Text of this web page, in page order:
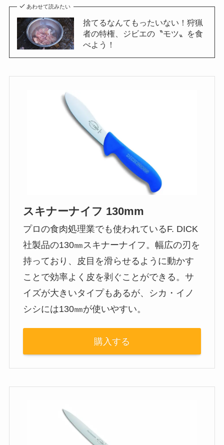
あわせて読みたい
捨てるなんてもったいない！狩猟
者の特権、ジビエの〝モツ〟を食
べよう！
スキナーナイフ 130mm
プロの食肉処理業でも使われているF. DICK
社製品の130㎜スキナーナイフ。幅広の刃を
持っており、皮目を滑らせるように動かす
ことで効率よく皮を剥ぐことができる。サ
イズが大きいタイプもあるが、シカ・イノ
シシには130㎜が使いやすい。
購入する